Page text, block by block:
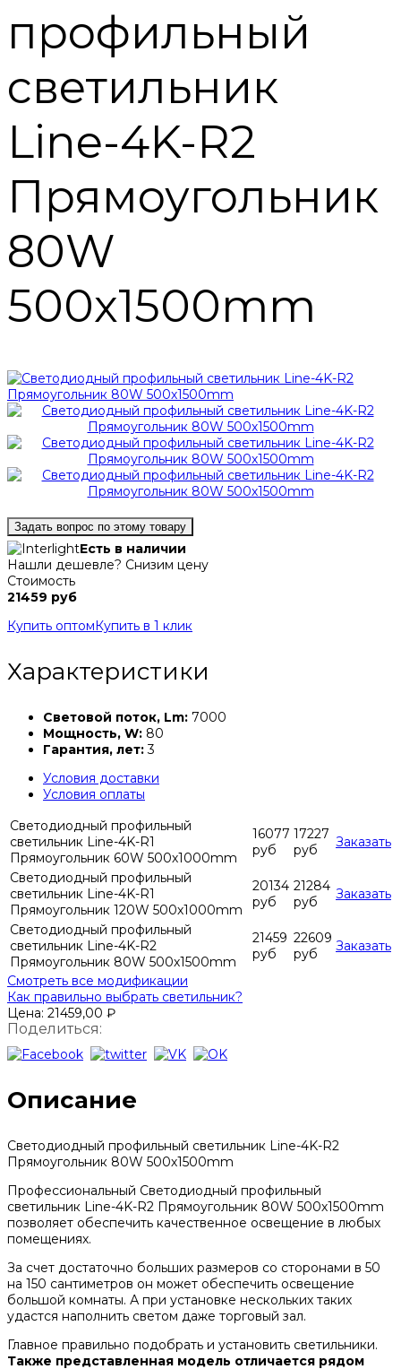
профильный
светильник
Line-4K-R2
Прямоугольник
80W
500х1500mm
Задать вопрос по этому товару
Есть в наличии
Нашли дешевле? Снизим цену
Стоимость
21459 руб
Купить оптом Купить в 1 клик
Характеристики
Световой поток, Lm: 7000
Мощность, W: 80
Гарантия, лет:3
Условия доставки
Условия оплаты
Светодиодный профильный
светильник Line-4K-R1
Прямоугольник 60W 500х1000mm
16077
руб
17227
руб
Заказать
Светодиодный профильный
светильник Line-4K-R1
Прямоугольник 120W 500х1000mm
20134
руб
21284
руб
Заказать
Светодиодный профильный
светильник Line-4K-R2
Прямоугольник 80W 500х1500mm
21459
руб
22609
руб
Заказать
Смотреть все модификации
Как правильно выбрать светильник?
Цена: 21459,00 ₽
Поделиться:
Описание
Светодиодный профильный светильник Line-4K-R2
Прямоугольник 80W 500х1500mm
Профессиональный Светодиодный профильный
светильник Line-4K-R2 Прямоугольник 80W 500х1500mm
позволяет обеспечить качественное освещение в любых
помещениях.
За счет достаточно больших размеров со сторонами в 50
на 150 сантиметров он может обеспечить освещение
большой комнаты. А при установке нескольких таких
удастся наполнить светом даже торговый зал.
Главное правильно подобрать и установить светильники.
Также представленная модель отличается рядом